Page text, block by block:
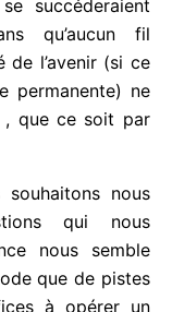
plus
distinguant
».
dans une
qu’ils ne
dans un
à organiser
le passé ne
en matière
élargies se